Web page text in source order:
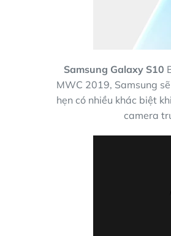
Samsung Galaxy S10
MWC 2019, Samsung
hẹn có nhiều khác biệt
camera